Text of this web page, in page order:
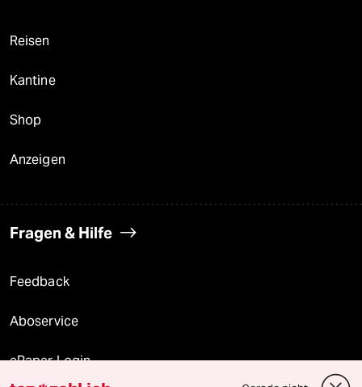
Reisen
Kantine
Shop
Anzeigen
Fragen & Hilfe
Feedback
Aboservice
ePaper Login